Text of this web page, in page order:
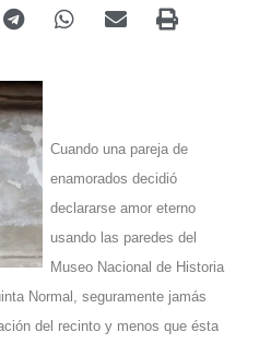
Cuando una pareja de
enamorados decidió
declararse amor eterno
usando las paredes del
Museo Nacional de Historia
Normal, seguramente jamás
del recinto y menos que ésta